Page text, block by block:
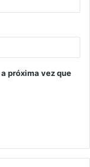
próxima vez que